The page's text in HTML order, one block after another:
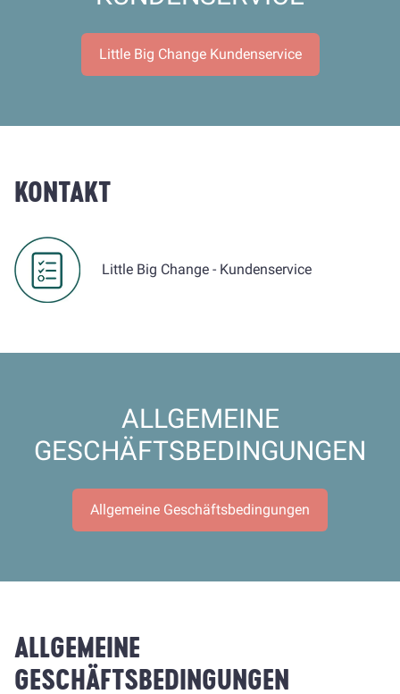
Little Big Change Kundenservice
KONTAKT
Little Big Change - Kundenservice
ALLGEMEINE
GESCHÄFTSBEDINGUNGEN
Allgemeine Geschäftsbedingungen
ALLGEMEINE
GESCHÄFTSBEDINGUNGEN